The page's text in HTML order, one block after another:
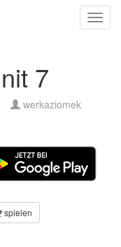
7
werkaziomek
spielen